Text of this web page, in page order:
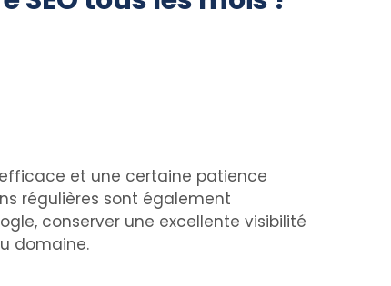
efficace et une certaine patience
régulières sont également
conserver une excellente visibilité
domaine.